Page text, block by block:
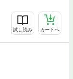
試し読み カートへ